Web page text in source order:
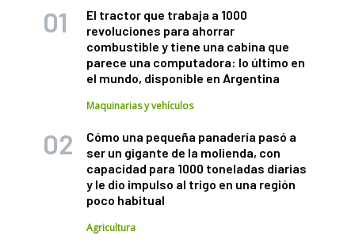
El tractor que trabaja a 1000
revoluciones para ahorrar
combustible y tiene una cabina que
parece una computadora: lo último en
el mundo, disponible en Argentina
Maquinarias y vehículos
Cómo una pequeña panadería pasó a
ser un gigante de la molienda, con
capacidad para 1000 toneladas diarias
y le dio impulso al trigo en una región
poco habitual
Agricultura